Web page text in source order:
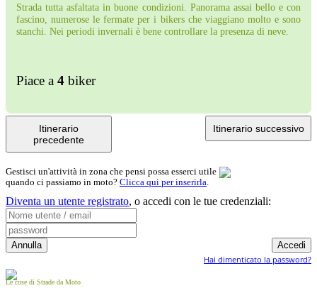
Strada tutta asfaltata in buone condizioni. Panorama assai bello e con
fascino, numerose le fermate per i bikers che viaggiano molto e sono
stanchi. Nei periodi invernali è bene controllare la presenza di neve.
Piace a 4 biker
Itinerario
precedente
Itinerario successivo
Gestisci un'attività in zona che pensi possa esserci utile
quando ci passiamo in moto? Clicca qui per inserirla.
Diventa un utente registrato, o accedi con le tue credenziali:
Hai dimenticato la password?
Le cose di Strade da Moto